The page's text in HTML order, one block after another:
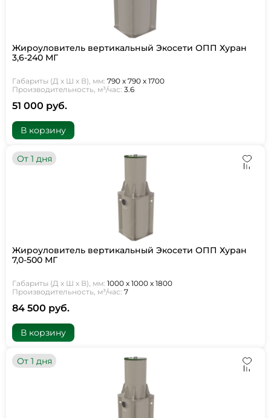
Жироуловитель вертикальный Экосети ОПП Хуран
3,6-240 МГ
Габариты (Д х Ш х В), мм: 790 х 790 х 1700
Производительность, м³/час: 3.6
51 000 руб.
В корзину
От 1 дня
Жироуловитель вертикальный Экосети ОПП Хуран
7,0-500 МГ
Габариты (Д х Ш х В), мм: 1000 х 1000 х 1800
Производительность, м³/час: 7
84 500 руб.
В корзину
От 1 дня